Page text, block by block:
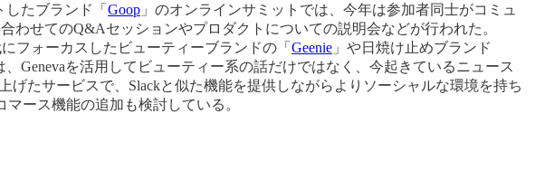
たブランド「 Goop 」のオンラインサミットでは、今年は参加者同士がコミュ
わせてのQ&Aセッションやプロダクトについての説明会などが行われた。
フォーカスしたビューティーブランドの「 Geenie 」や日焼け止めブランド
、Genevaを活用してビューティー系の話だけではなく、今起きているニュース
げたサービスで、Slackと似た機能を提供しながらよりソーシャルな環境を持ち
ース機能の追加も検討している。